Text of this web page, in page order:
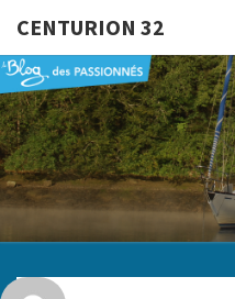
CENTURION 32